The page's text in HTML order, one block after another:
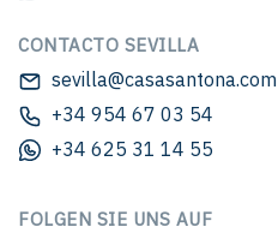
CONTACTO SEVILLA
sevilla@casasantona.com
+34 954 67 03 54
+34 625 31 14 55
FOLGEN SIE UNS AUF